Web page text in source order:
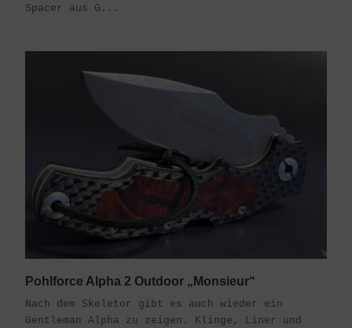
Spacer aus G...
Pohlforce Alpha 2 Outdoor „Monsieur“
Nach dem Skeletor gibt es auch wieder ein
Gentleman Alpha zu zeigen. Klinge, Liner und